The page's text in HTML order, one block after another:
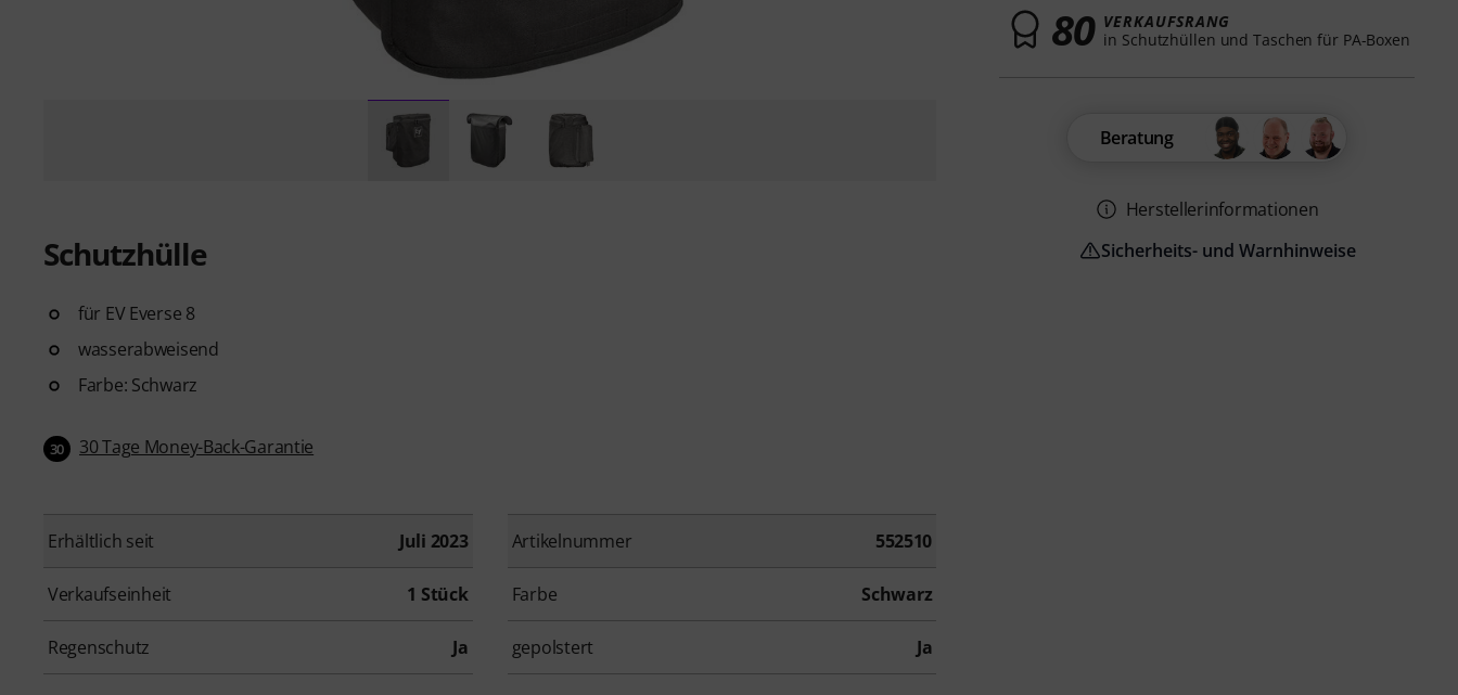
Schutzhülle
für EV Everse 8
wasserabweisend
Farbe: Schwarz
30 30 Tage Money-Back-Garantie
Erhältlich seit Juli 2023 Artikelnummer 552510
Verkaufseinheit 1 Stück Farbe Schwarz
Regenschutz Ja gepolstert Ja
80 VERKAUFSRANG
in Schutzhüllen und Taschen für PA-Boxen
Beratung
Herstellerinformationen
Sicherheits- und Warnhinweise